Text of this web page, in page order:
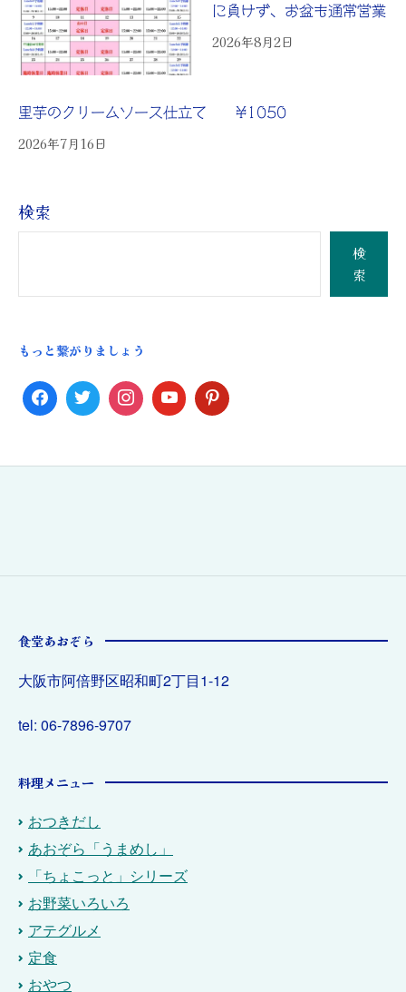
に負けず、お盆も通常営業
2026年8月2日
里芋のクリームソース仕立て ¥1050
2026年7月16日
検索
検
索
もっと繋がりましょう
食堂あおぞら
大阪市阿倍野区昭和町2丁目1-12
tel: 06-7896-9707
料理メニュー
おつきだし
あおぞら「うまめし」
「ちょこっと」シリーズ
お野菜いろいろ
アテグルメ
定食
おやつ